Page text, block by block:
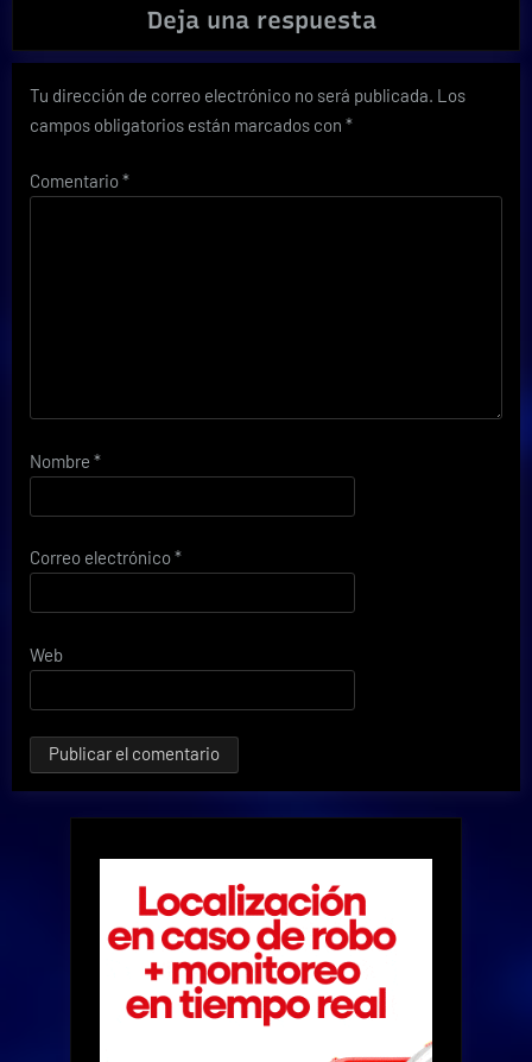
Deja una respuesta
Tu dirección de correo electrónico no será publicada. Los
campos obligatorios están marcados con *
Comentario*
Nombre *
Correo electrónico*
Web